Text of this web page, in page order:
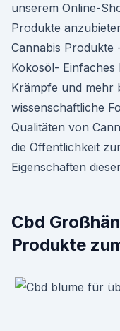
unserem Online-
Produkte
Cannabis Produkte
Kokosöl- Einfaches
Krämpfe und mehr
wissenschaftliche
Qualitäten von
die Öffentlichkeit
Eigenschaften
Cbd
Produkte